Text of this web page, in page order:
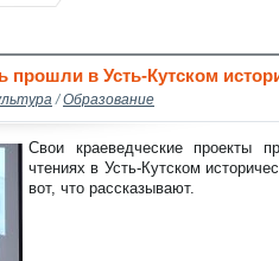
прошли в Усть-Кутском
/Образование
Свои краеведческие проекты
чтениях в Усть-Кутском
вот, что рассказывают.